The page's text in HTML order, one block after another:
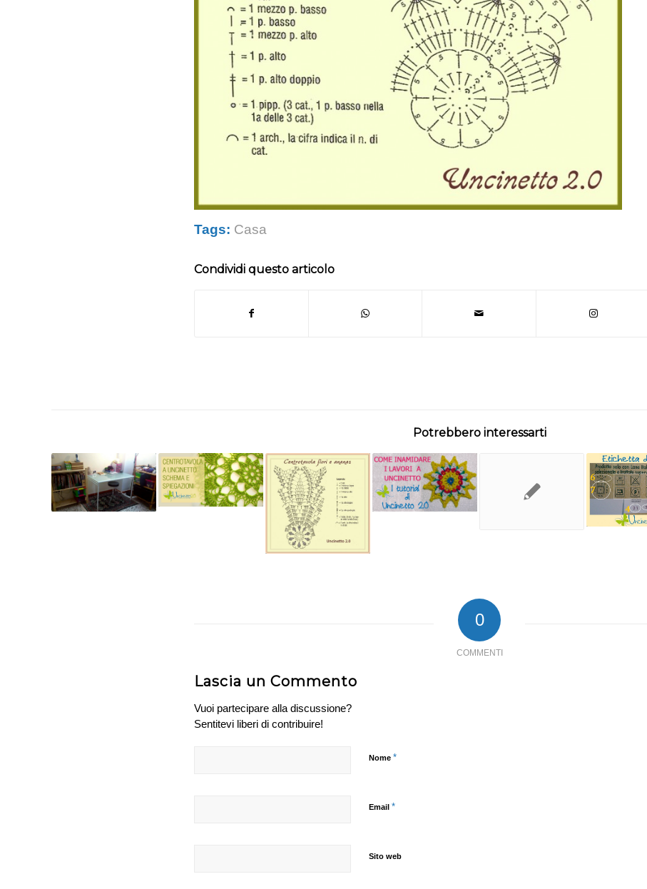
Tags: Casa
Condividi questo articolo
Potrebbero interessarti
0
COMMENTI
Lascia un Commento
Vuoi partecipare alla discussione?
Sentitevi liberi di contribuire!
Nome *
Email *
Sito web